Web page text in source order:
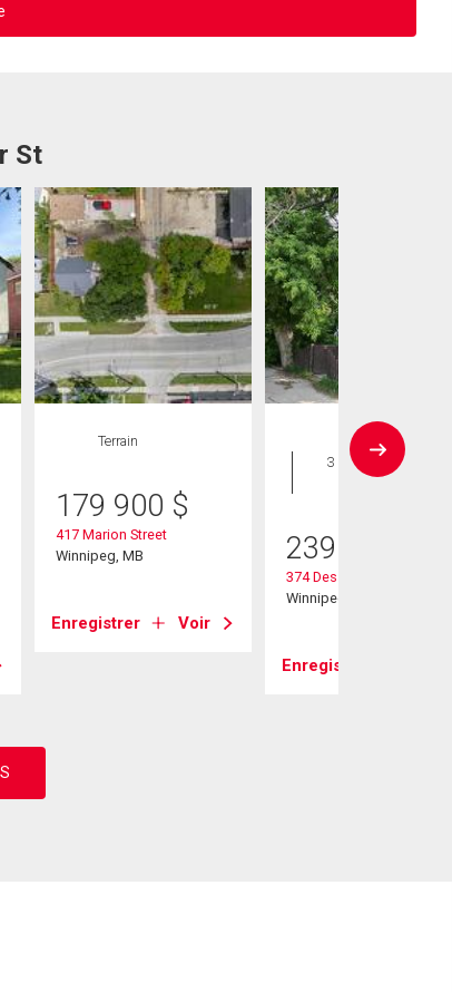
St
Terrain
179 900 $
417 Marion Street
Winnipeg, MB
Enregistrer Voir
Maison
3 CAC , 2
239 900
374 Des Meurons Street
Winnipeg, MB
Enregistrer